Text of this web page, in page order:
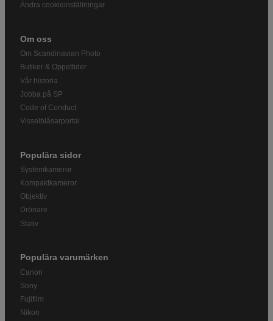
Ändra cookieinställningar
Om oss
Om Scandinavian Photo
Butiker & Öppettider
Vår historia
Jobba på SP
Code of Conduct
Visselblåsarportal
Populära sidor
Systemkameror
Kompaktkameror
Objektiv
Drönare
Stativ
Populära varumärken
Canon
Sony
Fujifilm
Nikon